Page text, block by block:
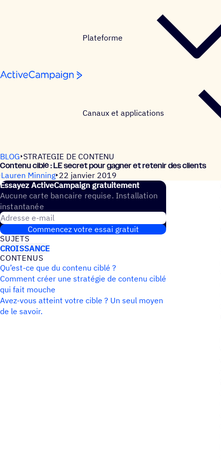
Plateforme
Canaux et applications
BLOG STRATEGIE DE CONTENU
Contenu ciblé : LE secret pour gagner et retenir des clients
Lauren Minning 22 janvier 2019
Essayez ActiveCampaign gratuitement
Aucune carte bancaire requise. Installation
instantanée
Adresse e-mail
Commencez votre essai gratuit
SUJETS
CROISSANCE
CONTE­NUS
Qu’est-ce que du contenu ciblé ?
Comment créer une stratégie de contenu ciblé
qui fait mouche
Avez-vous atteint votre cible ? Un seul moyen
de le savoir.